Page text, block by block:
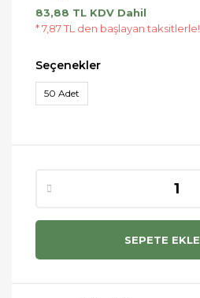
83,88 TL KDV Dahil
* 7,87 TL den başlayan taksitlerle!
Seçenekler
50 Adet
SEPETE EKLE